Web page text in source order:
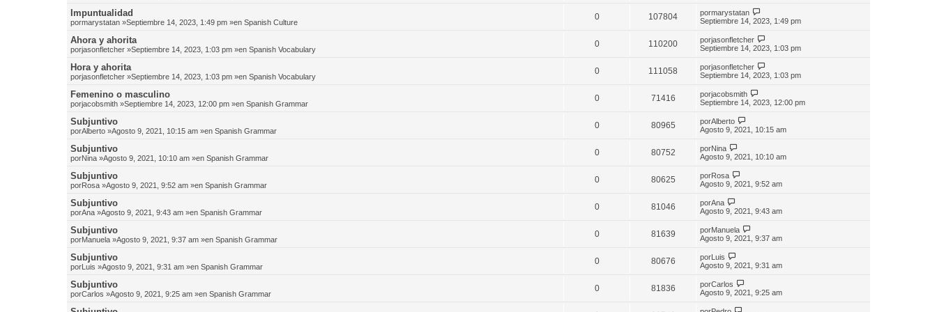
Impuntualidad
pormarystatan »Septiembre 14, 2023, 1:49 pm »en Spanish Culture
0 107804 pormarystatan
Septiembre 14, 2023, 1:49 pm
Ahora y ahorita
porjasonfletcher »Septiembre 14, 2023, 1:03 pm »en Spanish Vocabulary
0 110200 porjasonfletcher
Septiembre 14, 2023, 1:03 pm
Hora y ahorita
porjasonfletcher »Septiembre 14, 2023, 1:03 pm »en Spanish Vocabulary
0 111058 porjasonfletcher
Septiembre 14, 2023, 1:03 pm
Femenino o masculino
porjacobsmith »Septiembre 14, 2023, 12:00 pm »en Spanish Grammar
0 71416 porjacobsmith
Septiembre 14, 2023, 12:00 pm
Subjuntivo
porAlberto »Agosto 9, 2021, 10:15 am »en Spanish Grammar
0 80965 porAlberto
Agosto 9, 2021, 10:15 am
Subjuntivo
porNina »Agosto 9, 2021, 10:10 am »en Spanish Grammar
0 80752 porNina
Agosto 9, 2021, 10:10 am
Subjuntivo
porRosa »Agosto 9, 2021, 9:52 am »en Spanish Grammar
0 80625 porRosa
Agosto 9, 2021, 9:52 am
Subjuntivo
porAna »Agosto 9, 2021, 9:43 am »en Spanish Grammar
0 81046 porAna
Agosto 9, 2021, 9:43 am
Subjuntivo
porManuela »Agosto 9, 2021, 9:37 am »en Spanish Grammar
0 81639 porManuela
Agosto 9, 2021, 9:37 am
Subjuntivo
porLuis »Agosto 9, 2021, 9:31 am »en Spanish Grammar
0 80676 porLuis
Agosto 9, 2021, 9:31 am
Subjuntivo
porCarlos »Agosto 9, 2021, 9:25 am »en Spanish Grammar
0 81836 porCarlos
Agosto 9, 2021, 9:25 am